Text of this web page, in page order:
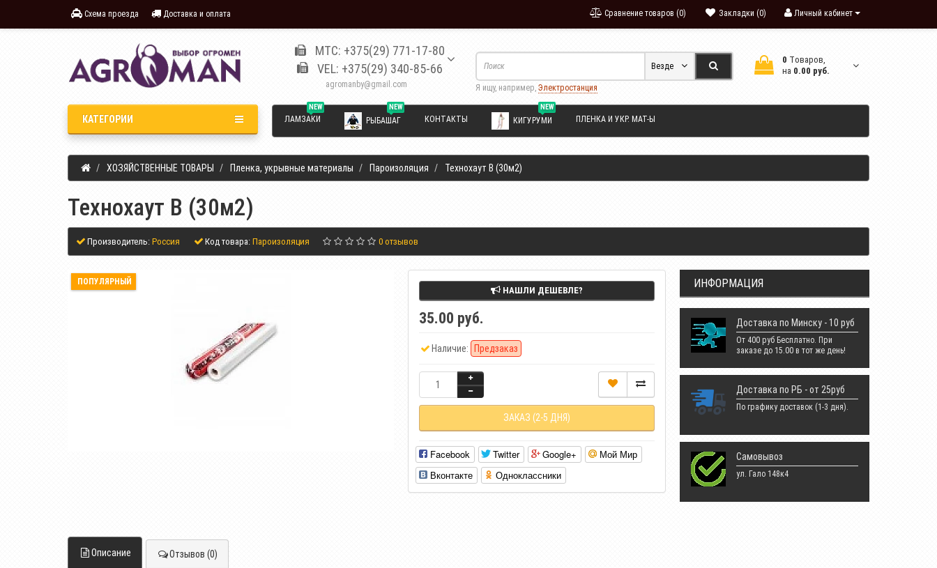
Схема проезда Доставка и оплата Личный кабинет
Закладки (0)
Сравнение товаров (0)
МТС: +375(29) 771-17-80
VEL: +375(29) 340-85-66
agromanby@gmail.com
0 Tоваров,
на 0.00 руб.
Везде
Я ищу, например, Электростанция
NEW
ЛАМЗАКИ
NEW
РЫБАШАГ КОНТАКТЫ
NEW
КИГУРУМИ ПЛЕНКА И УКР. МАТ-Ы
КАТЕГОРИИ
ХОЗЯЙСТВЕННЫЕ ТОВАРЫ Пленка, укрывные материалы Пароизоляция Технохаут В (30м2)
Технохаут В (30м2)
Производитель: Россия Код товара: Пароизоляция 0 отзывов
ПОПУЛЯРНЫЙ
НАШЛИ ДЕШЕВЛЕ?
35.00 руб.
Наличие: Предзаказ
ЗАКАЗ (2-5 ДНЯ)
Facebook Twitter Google+
Мой Мир
Вконтакте
Одноклассники
ИНФОРМАЦИЯ
Доставка по Минску - 10 руб
От 400 руб Бесплатно. При
заказе до 15.00 в тот же день!
Доставка по РБ - от 25руб
По графику доставок (1-3 дня).
Самовывоз
ул. Гало 148к4
Описание Отзывов (0)